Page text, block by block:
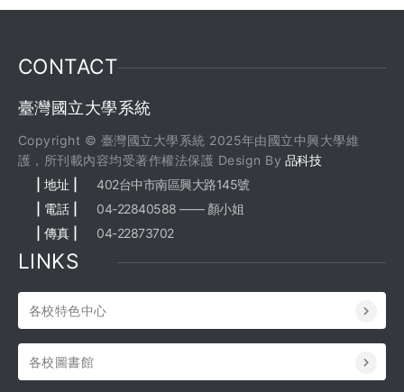
CONTACT
臺灣國立大學系統
Copyright © 臺灣國立大學系統 2025年由國立中興大學維
護，所刊載內容均受著作權法保護 Design By 品科技
| 地址 |
402台中市南區興大路145號
| 電話 |
04-22840588 —— 顏小姐
| 傳真 |
04-22873702
LINKS
各校特色中心
各校圖書館